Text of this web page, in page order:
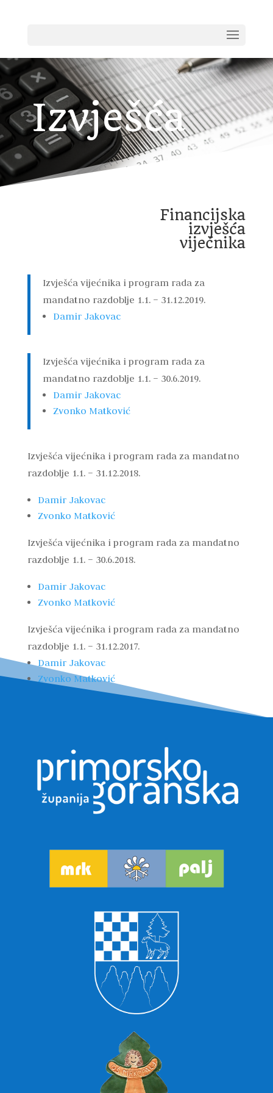
Izvješća
Financijska
izvješća
vijećnika
Izvješća vijećnika i program rada za
mandatno razdoblje 1.1. – 31.12.2019.
Damir Jakovac
Izvješća vijećnika i program rada za
mandatno razdoblje 1.1. – 30.6.2019.
Damir Jakovac
Zvonko Matković
Izvješća vijećnika i program rada za mandatno
razdoblje 1.1. – 31.12.2018.
Damir Jakovac
Zvonko Matković
Izvješća vijećnika i program rada za mandatno
razdoblje 1.1. – 30.6.2018.
Damir Jakovac
Zvonko Matković
Izvješća vijećnika i program rada za mandatno
razdoblje 1.1. – 31.12.2017.
Damir Jakovac
Zvonko Matković